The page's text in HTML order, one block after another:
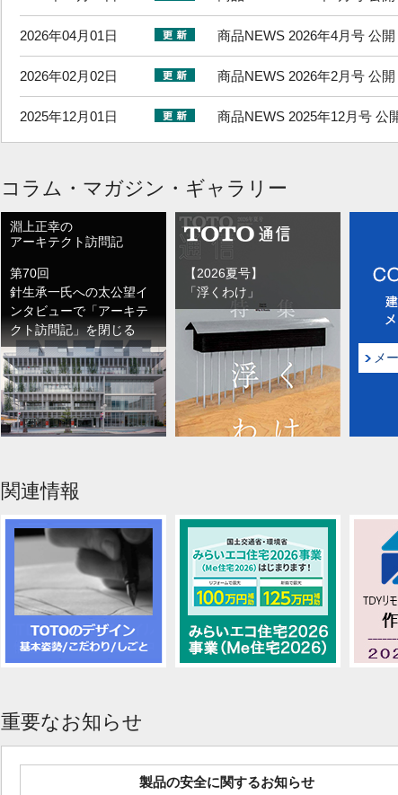
2026年04月01日 商品NEWS 2026年4月号 公開
2026年02月02日 商品NEWS 2026年2月号 公開
2025年12月01日 商品NEWS 2025年12月号 公
2025年08月01日 商品NEWS 2025年8月号 公開
2025年08月01日 「バリアフリーブック パブ
2025年04月21日 商品NEWS 2025年5月号 公開
2025年03月12日 商品NEWS 2025年4月号 公開
コラム・マガジン・ギャラリー
淵上正幸の
アーキテクト訪問記
第70回
針生承一氏への太公望イ
ンタビューで「アーキテ
クト訪問記」を閉じる
【2026夏号】
「浮くわけ」
メ
関連情報
重要なお知らせ
製品の安全に関するお知らせ